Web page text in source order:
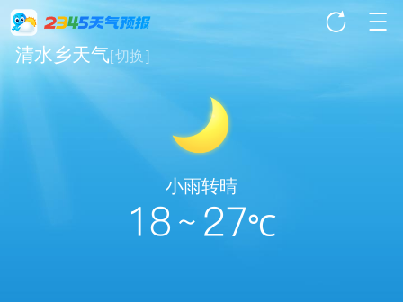
清水乡天气[切换]
小雨转晴
18 ~ 27℃